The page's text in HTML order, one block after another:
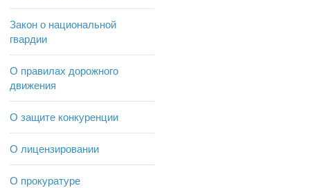
Закон о национальной
гвардии
О правилах дорожного
движения
О защите конкуренции
О лицензировании
О прокуратуре